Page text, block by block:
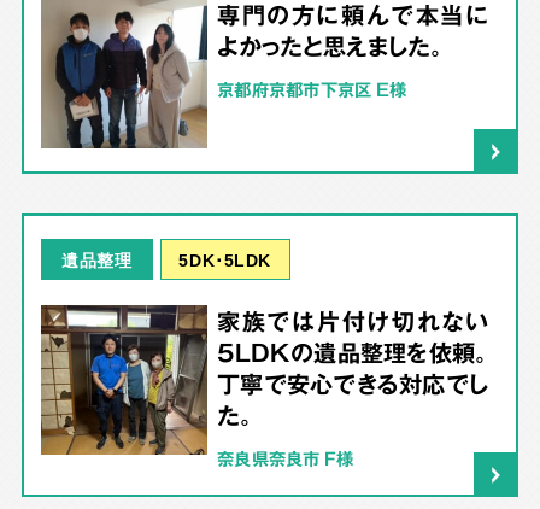
専門の方に頼んで本当に
よかったと思えました。
京都府京都市下京区 E様
遺品整理 5DK･5LDK
家族では片付け切れない
5LDKの遺品整理を依頼。
丁寧で安心できる対応でし
た。
奈良県奈良市 F様